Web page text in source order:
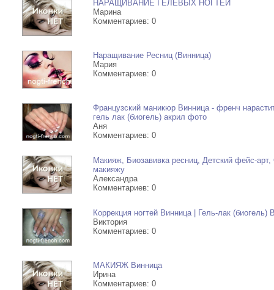
Антицеллюлитный массаж:
бедра, живот с эфир.
масламиЗагальний массаж
эфир. масламиМасаж
-->
НАРАЩИВАНИЕ ГЕЛЕВЫХ НОГТЕЙ
Марина
Комментариев: 0
Наращивание Ресниц (Винница)
Мария
Комментариев: 0
Французский маникюр Винница - френч
гель лак (биогель) акрил фото
Аня
Комментариев: 0
Макияж, Биозавивка ресниц, Детский фейс-арт,
макияжу
Александра
Комментариев: 0
Коррекция ногтей Винница | Гель-лак (биогель)
Виктория
Комментариев: 0
МАКИЯЖ Винница
Ирина
Комментариев: 0